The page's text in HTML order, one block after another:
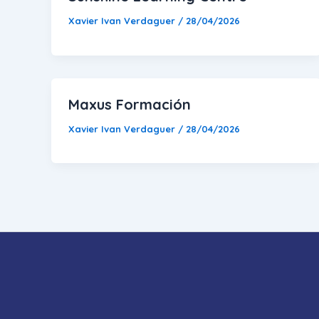
Xavier Ivan Verdaguer / 28/04/2026
Maxus Formación
Xavier Ivan Verdaguer / 28/04/2026